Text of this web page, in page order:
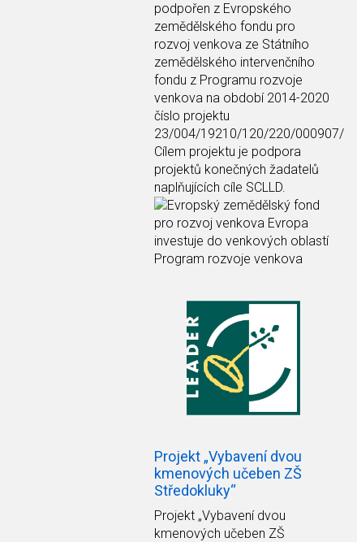
podpořen z Evropského
zemědělského fondu pro
rozvoj venkova ze Státního
zemědělského intervenčního
fondu z Programu rozvoje
venkova na období 2014-2020
číslo projektu
23/004/19210/120/220/000907/
Cílem projektu je podpora
projektů konečných žadatelů
naplňujících cíle SCLLD.
Projekt „Vybavení dvou
kmenových učeben ZŠ
Středokluky“
Projekt „Vybavení dvou
kmenových učeben ZŠ